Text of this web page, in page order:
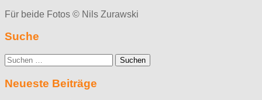
Für beide Fotos © Nils Zurawski
Suche
Suche
nach:
Neueste Beiträge